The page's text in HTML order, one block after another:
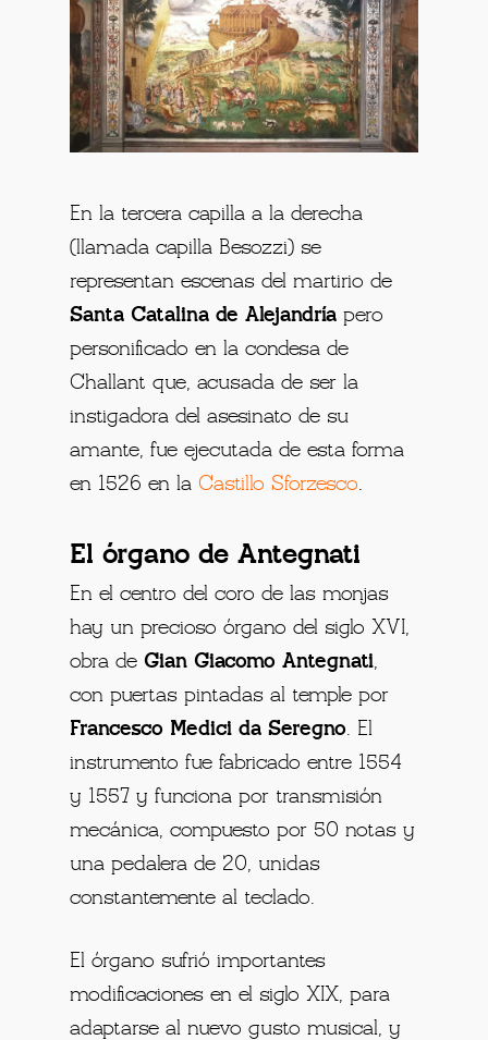
En la tercera capilla a la derecha
(llamada capilla Besozzi) se
representan escenas del martirio de
Santa Catalina de Alejandría pero
personificado en la condesa de
Challant que, acusada de ser la
instigadora del asesinato de su
amante, fue ejecutada de esta forma
en 1526 en laCastillo Sforzesco.
El órgano de Antegnati
En el centro del coro de las monjas
hay un precioso órgano del siglo XVI,
obra deGian Giacomo Antegnati,
con puertas pintadas al temple por
Francesco Medici da Seregno. El
instrumento fue fabricado entre 1554
y 1557 y funciona por transmisión
mecánica, compuesto por 50 notas y
una pedalera de 20, unidas
constantemente al teclado.
El órgano sufrió importantes
modificaciones en el siglo XIX, para
adaptarse al nuevo gusto musical, y